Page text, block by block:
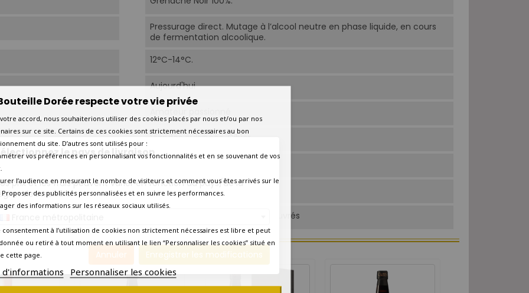
le pays de livraison
prix et les frais peuvent varier en fonction du pays/de la
de livraison.
Annuler Enregistrer les modifications
Pressurage direct. Mutage à l’alcool neutre en phase liquide, en cours
de fermentation alcoolique.
12°C-14°C.
Aujourd'hui
Gibiers en sauce
Livraison rapide en 2 à 3 jours ouvrés
10 AUTRES PRODUITS DANS LA MÊME CATÉGORIE :
Dorée respecte votre vie privée
accord, nous souhaiterions utiliser des cookies placés par nous et/ou par nos
sur ce site. Certains de ces cookies sont strictement nécessaires au bon
du site. D’autres sont utilisés pour :
vos préférences en personnalisant vos fonctionnalités et en se souvenant de vos
l’audience en mesurant le nombre de visiteurs et comment vous êtes arrivés sur le
Proposer des publicités personnalisées et en suivre les performances.
des informations sur les réseaux sociaux utilisés.
consentement à l’utilisation de cookies non strictement nécessaires est libre et peut
ou retiré à tout moment en utilisant le lien “Personnaliser les cookies” situé en
cette page.
d'informations Personnaliser les cookies